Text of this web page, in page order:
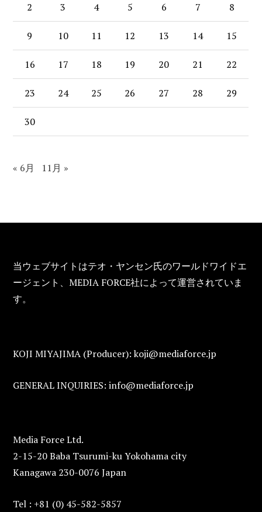
2 3 4 5 6 7 8
9 10 11 12 13 14 15
16 17 18 19 20 21 22
23 24 25 26 27 28 29
30
« 6月 11月 »
FOOTER
当ウェブサイトはテオ・ヤンセン氏のワールドワイドエ
ージェント、MEDIA FORCE社によって運営されていま
す。
KOJI MIYAJIMA (Producer): koji@mediaforce.jp
GENERAL INQUIRIES: info@mediaforce.jp
Media Force Ltd.
2-15-20 Baba Tsurumi-ku Yokohama city
Kanagawa 230-0076 Japan
Tel : +81 (0) 45-582-5857